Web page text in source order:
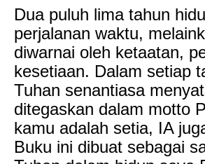
Dua puluh lima tahun
perjalanan waktu,
diwarnai oleh ketaatan,
kesetiaan. Dalam setiap
Tuhan senantiasa
ditegaskan dalam motto
kamu adalah setia, IA
Buku ini dibuat sebagai